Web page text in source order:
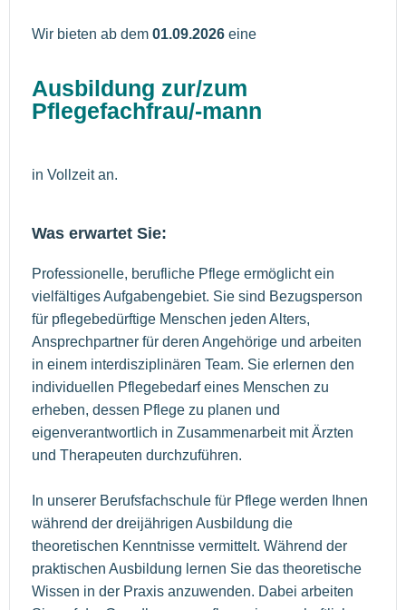
Wir bieten ab dem 01.09.2026 eine
Ausbildung zur/zum
Pflegefachfrau/-mann
in Vollzeit an.
Was erwartet Sie:
Professionelle, berufliche Pflege ermöglicht ein
vielfältiges Aufgabengebiet. Sie sind Bezugsperson
für pflegebedürftige Menschen jeden Alters,
Ansprechpartner für deren Angehörige und arbeiten
in einem interdisziplinären Team. Sie erlernen den
individuellen Pflegebedarf eines Menschen zu
erheben, dessen Pflege zu planen und
eigenverantwortlich in Zusammenarbeit mit Ärzten
und Therapeuten durchzuführen.
In unserer Berufsfachschule für Pflege werden Ihnen
während der dreijährigen Ausbildung die
theoretischen Kenntnisse vermittelt. Während der
praktischen Ausbildung lernen Sie das theoretische
Wissen in der Praxis anzuwenden. Dabei arbeiten